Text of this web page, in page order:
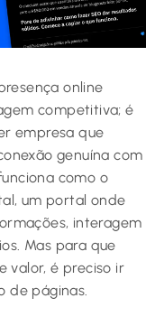
online
competitiva; é
empresa que
genuína com
como o
um portal onde
interagem
Mas para que
valor, é preciso ir
de páginas.